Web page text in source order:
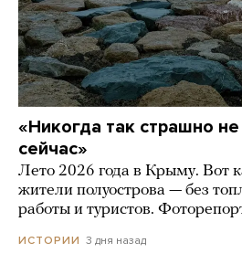
«Никогда так страшно
сейчас»
Лето 2026 года в Крыму. Вот
жители полуострова — без
работы и туристов.
ИСТОРИИ 3 дня назад